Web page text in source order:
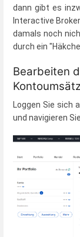
dann gibt es
Interactive
damals noch
durch ein
Bearbeiten
Loggen Sie sich
und navigieren